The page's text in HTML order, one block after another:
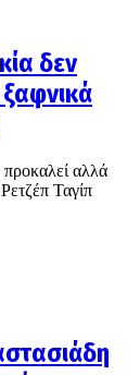
δεν
αλλά
Ταγίπ